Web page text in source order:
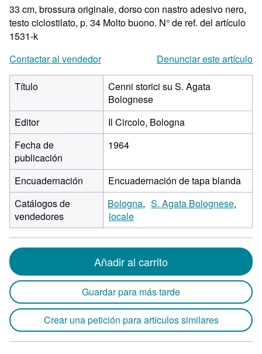
33 cm, brossura originale, dorso con nastro adesivo nero,
testo ciclostilato, p. 34 Molto buono. N° de ref. del artículo
1531-k
Contactar al vendedor
Denunciar este artículo
Título
Cenni storici su S. Agata
Bolognese
Editor
Il Circolo, Bologna
Fecha de
publicación
1964
Encuadernación
Encuadernación de tapa blanda
Catálogos de
vendedores
Bologna
S. Agata Bolognese
locale
Añadir al carrito
Guardar para más tarde
Crear una petición para artículos similares